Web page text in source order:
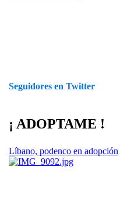
Seguidores en Twitter
¡ ADOPTAME !
Líbano, podenco en adopción